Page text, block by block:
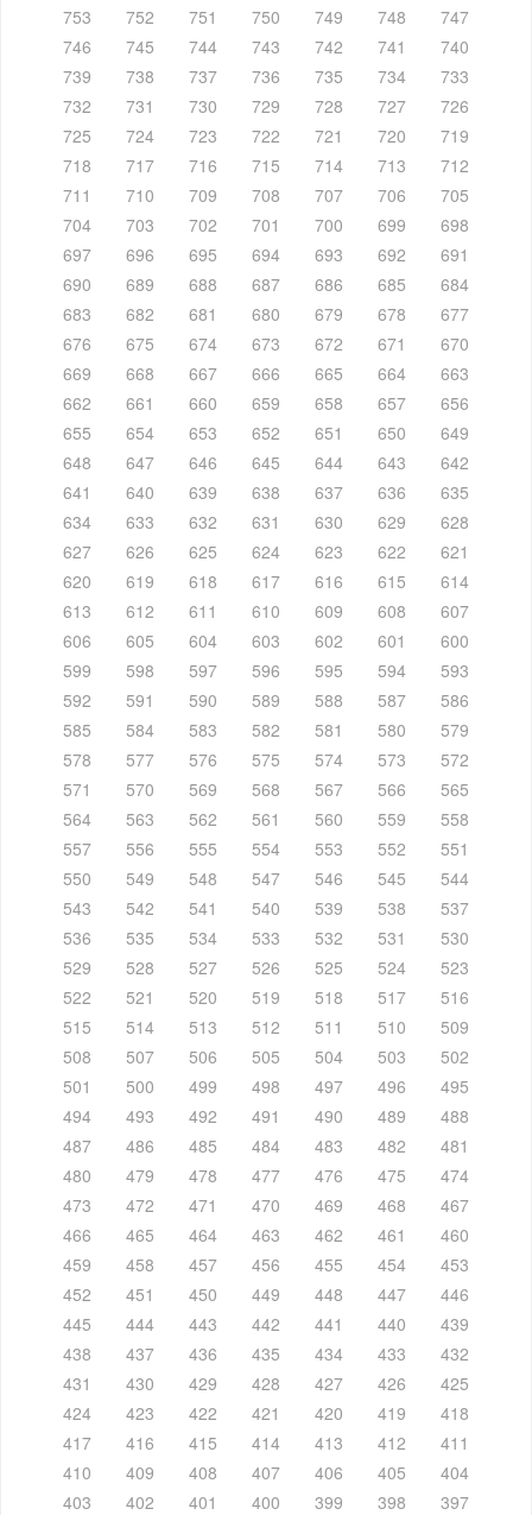
753
752 751 750 749 748
747
746
745 744 743 742 741
740
739
738 737 736 735 734
733
732
731 730 729 728 727
726
725
724 723 722 721 720
719
718
717 716 715 714 713
712
711
710 709 708 707 706
705
704
703 702 701 700 699
698
697
696 695 694 693 692
691
690
689 688 687 686 685
684
683
682 681 680 679 678
677
676
675 674 673 672 671
670
669
668 667 666 665 664
663
662
661 660 659 658 657
656
655
654 653 652 651 650
649
648
647 646 645 644 643
642
641
640 639 638 637 636
635
634
633 632 631 630 629
628
627
626 625 624 623 622
621
620
619 618 617 616 615
614
613
612 611 610 609 608
607
606
605 604 603 602 601
600
599
598 597 596 595 594
593
592
591 590 589 588 587
586
585
584 583 582 581 580
579
578
577 576 575 574 573
572
571
570 569 568 567 566
565
564
563 562 561 560 559
558
557
556 555 554 553 552
551
550
549 548 547 546 545
544
543
542 541 540 539 538
537
536
535 534 533 532 531
530
529
528 527 526 525 524
523
522
521 520 519 518 517
516
515
514 513 512 511 510
509
508
507 506 505 504 503
502
501
500 499 498 497 496
495
494
493 492 491 490 489
488
487
486 485 484 483 482
481
480
479 478 477 476 475
474
473
472 471 470 469 468
467
466
465 464 463 462 461
460
459
458 457 456 455 454
453
452
451 450 449 448 447
446
445
444 443 442 441 440
439
438
437 436 435 434 433
432
431
430 429 428 427 426
425
424
423 422 421 420 419
418
417
416 415 414 413 412
411
410
409 408 407 406 405
404
403
402 401 400 399 398
397